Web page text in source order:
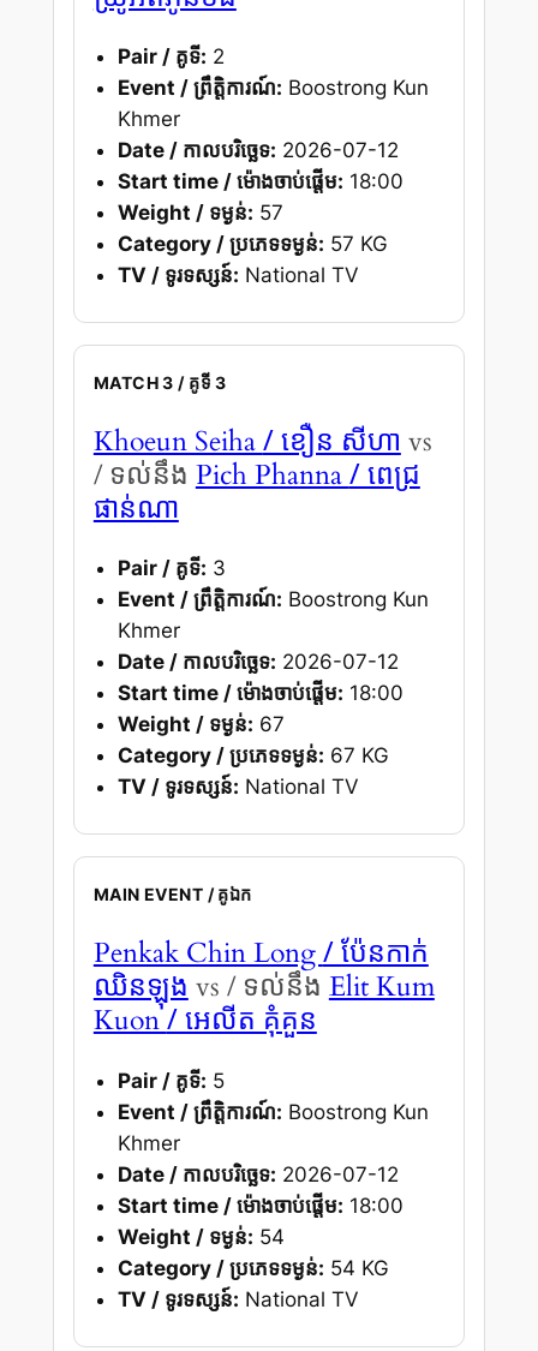
Pair / គូទី: 2
Event / ព្រឹត្តិការណ៍: Boostrong Kun
Khmer
Date / កាលបរិច្ឆេទ: 2026-07-12
Start time / ម៉ោងចាប់ផ្តើម: 18:00
Weight / ទម្ងន់: 57
Category / ប្រភេទទម្ងន់: 57 KG
TV / ទូរទស្សន៍: National TV
MATCH 3 / គូទី 3
Khoeun Seiha/ ខឿន សីហា vs
/ ទល់នឹង Pich Phanna/ ពេជ្រ
ផាន់ណា
Pair / គូទី: 3
Event / ព្រឹត្តិការណ៍: Boostrong Kun
Khmer
Date / កាលបរិច្ឆេទ: 2026-07-12
Start time / ម៉ោងចាប់ផ្តើម: 18:00
Weight / ទម្ងន់: 67
Category / ប្រភេទទម្ងន់: 67 KG
TV / ទូរទស្សន៍: National TV
MAIN EVENT / គូឯក
Penkak Chin Long/ ប៉ែនកាក់
ឈិនឡុង vs / ទល់នឹង Elit Kum
Kuon/ អេលីត គុំគួន
Pair / គូទី: 5
Event / ព្រឹត្តិការណ៍: Boostrong Kun
Khmer
Date / កាលបរិច្ឆេទ: 2026-07-12
Start time / ម៉ោងចាប់ផ្តើម: 18:00
Weight / ទម្ងន់: 54
Category / ប្រភេទទម្ងន់: 54 KG
TV / ទូរទស្សន៍: National TV